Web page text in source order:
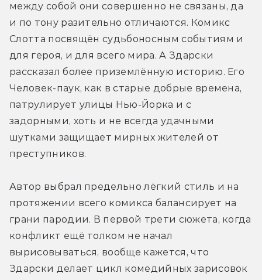
между собой они совершенно не связаны, да
и по тону разительно отличаются. Комикс
Слотта посвящён судьбоносным событиям и
для героя, и для всего мира. А Здарски
рассказал более приземлённую историю. Его
Человек-паук, как в старые добрые времена,
патрулирует улицы Нью-Йорка и с
задорными, хоть и не всегда удачными
шутками защищает мирных жителей от
преступников.
Автор выбрал предельно лёгкий стиль и на
протяжении всего комикса балансирует на
грани пародии. В первой трети сюжета, когда
конфликт ещё толком не начал
вырисовываться, вообще кажется, что
Здарски делает цикл комедийных зарисовок